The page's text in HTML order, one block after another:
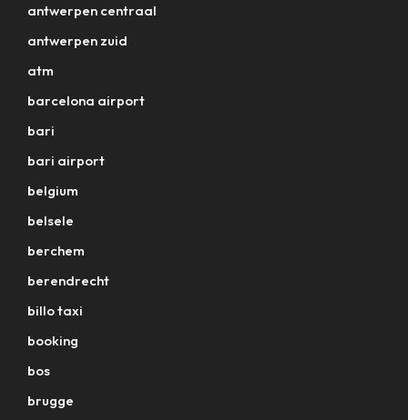
antwerpen centraal
antwerpen zuid
atm
barcelona airport
bari
bari airport
belgium
belsele
berchem
berendrecht
billo taxi
booking
bos
brugge